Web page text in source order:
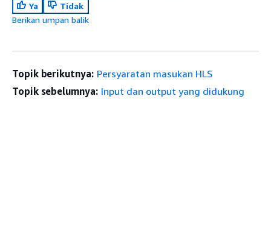
Ya
Tidak
Berikan umpan balik
Topik berikutnya: Persyaratan masukan HLS
Topik sebelumnya: Input dan output yang didukung